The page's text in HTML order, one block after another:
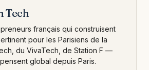
Tech
français qui construisent
pour les Parisiens de la
du VivaTech, de Station F —
global depuis Paris.